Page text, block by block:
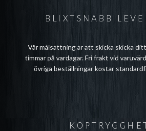
BLIXTSNABB
Vår målsättning är att skicka skicka
timmar på vardagar. Fri frakt vid
övriga beställningar kostar